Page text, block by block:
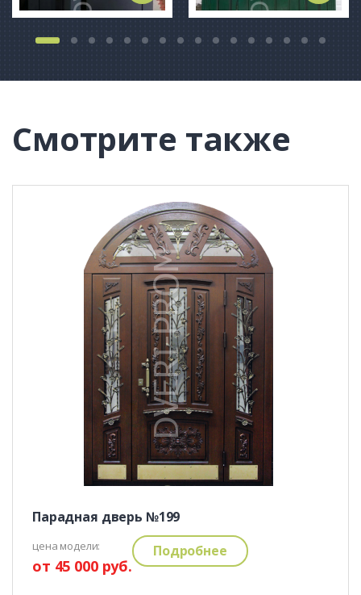
Смотрите также
Парадная дверь №199
цена модели:
от 45 000 руб.
Подробнее